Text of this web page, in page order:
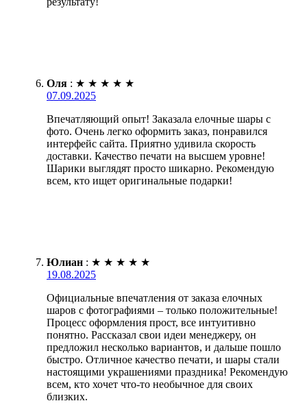
Оля : ★ ★ ★ ★ ★
07.09.2025
Впечатляющий опыт! Заказала елочные шары с
фото. Очень легко оформить заказ, понравился
интерфейс сайта. Приятно удивила скорость
доставки. Качество печати на высшем уровне!
Шарики выглядят просто шикарно. Рекомендую
всем, кто ищет оригинальные подарки!
Юлиан : ★ ★ ★ ★ ★
19.08.2025
Официальные впечатления от заказа елочных
шаров с фотографиями – только положительные!
Процесс оформления прост, все интуитивно
понятно. Рассказал свои идеи менеджеру, он
предложил несколько вариантов, и дальше пошло
быстро. Отличное качество печати, и шары стали
настоящими украшениями праздника! Рекомендую
всем, кто хочет что-то необычное для своих
близких.